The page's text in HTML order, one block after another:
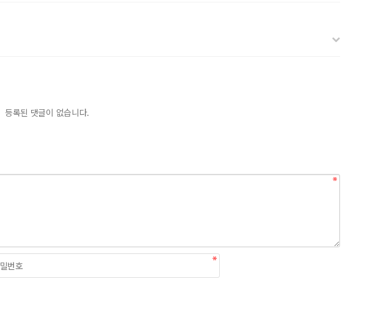
등록된 댓글이 없습니다.